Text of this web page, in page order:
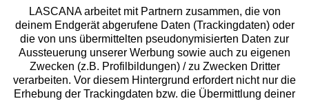
Services
Beratung
LASCANA arbeitet mit Partnern zusammen, die von
deinem Endgerät abgerufene Daten (Trackingdaten) oder
die von uns übermittelten pseudonymisierten Daten zur
Aussteuerung unserer Werbung sowie auch zu eigenen
Zwecken (z.B. Profilbildungen) / zu Zwecken Dritter
verarbeiten. Vor diesem Hintergrund erfordert nicht nur die
Erhebung der Trackingdaten bzw. die Übermittlung deiner